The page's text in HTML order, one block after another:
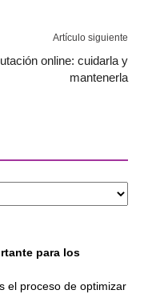
Artículo siguiente
online: cuidarla y
mantenerla
para los
el proceso de optimizar